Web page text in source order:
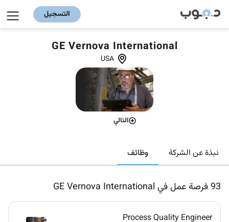
التسجيل
GE Vernova International
USA
التالي
نبذة عن الشركة وظائف
93 فرصة عمل في GE Vernova International
Process Quality Engineer